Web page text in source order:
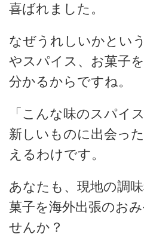
喜ばれました。
なぜうれしいかとい
やスパイス、お菓子
分かるからですね。
「こんな味のスパイ
新しいものに出会っ
えるわけです。
あなたも、現地の調
菓子を海外出張のお
せんか？